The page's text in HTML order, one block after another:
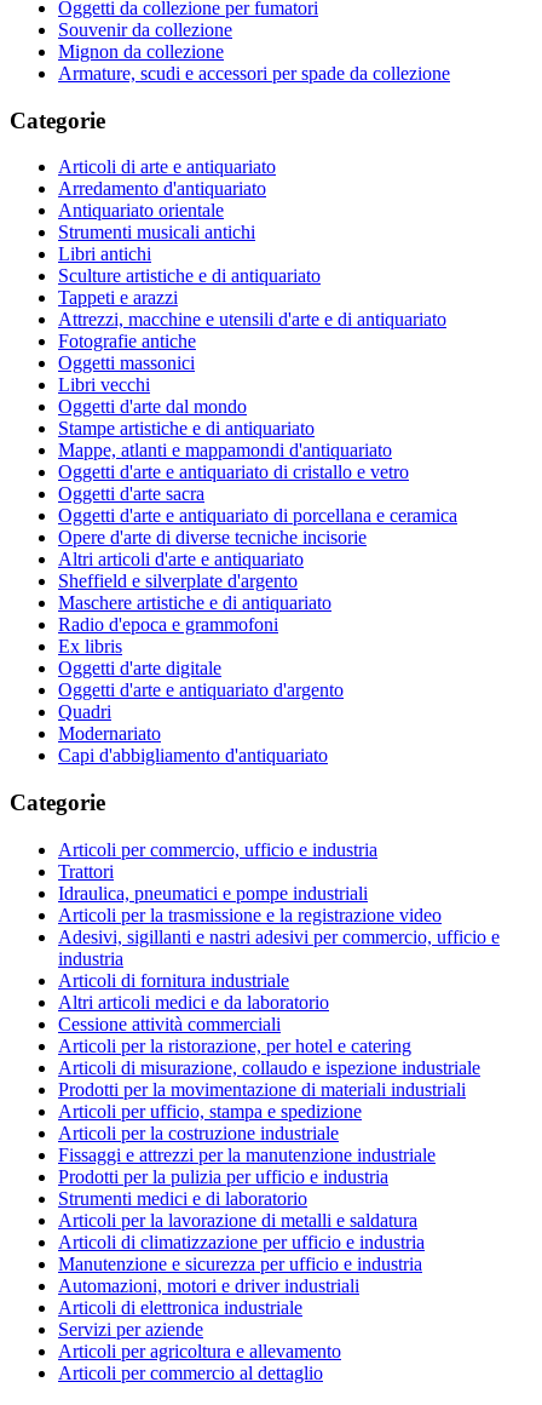
Oggetti da collezione per fumatori
Souvenir da collezione
Mignon da collezione
Armature, scudi e accessori per spade da collezione
Categorie
Articoli di arte e antiquariato
Arredamento d'antiquariato
Antiquariato orientale
Strumenti musicali antichi
Libri antichi
Sculture artistiche e di antiquariato
Tappeti e arazzi
Attrezzi, macchine e utensili d'arte e di antiquariato
Fotografie antiche
Oggetti massonici
Libri vecchi
Oggetti d'arte dal mondo
Stampe artistiche e di antiquariato
Mappe, atlanti e mappamondi d'antiquariato
Oggetti d'arte e antiquariato di cristallo e vetro
Oggetti d'arte sacra
Oggetti d'arte e antiquariato di porcellana e ceramica
Opere d'arte di diverse tecniche incisorie
Altri articoli d'arte e antiquariato
Sheffield e silverplate d'argento
Maschere artistiche e di antiquariato
Radio d'epoca e grammofoni
Ex libris
Oggetti d'arte digitale
Oggetti d'arte e antiquariato d'argento
Quadri
Modernariato
Capi d'abbigliamento d'antiquariato
Categorie
Articoli per commercio, ufficio e industria
Trattori
Idraulica, pneumatici e pompe industriali
Articoli per la trasmissione e la registrazione video
Adesivi, sigillanti e nastri adesivi per commercio, ufficio e
industria
Articoli di fornitura industriale
Altri articoli medici e da laboratorio
Cessione attività commerciali
Articoli per la ristorazione, per hotel e catering
Articoli di misurazione, collaudo e ispezione industriale
Prodotti per la movimentazione di materiali industriali
Articoli per ufficio, stampa e spedizione
Articoli per la costruzione industriale
Fissaggi e attrezzi per la manutenzione industriale
Prodotti per la pulizia per ufficio e industria
Strumenti medici e di laboratorio
Articoli per la lavorazione di metalli e saldatura
Articoli di climatizzazione per ufficio e industria
Manutenzione e sicurezza per ufficio e industria
Automazioni, motori e driver industriali
Articoli di elettronica industriale
Servizi per aziende
Articoli per agricoltura e allevamento
Articoli per commercio al dettaglio